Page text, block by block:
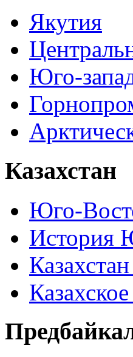
Якутия
Юго-
Казахстан
Юго-
История